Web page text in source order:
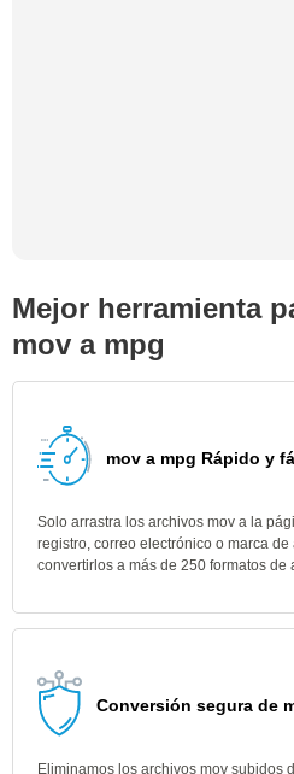
Mejor herramienta
mov a mpg
mov a mpg Rápido y
Solo arrastra los archivos mov a la
registro, correo electrónico o marca
convertirlos a más de 250 formatos de
Conversión segura de
Eliminamos los archivos mov subidos